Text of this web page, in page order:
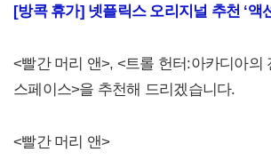
[방콕 휴가] 넷플릭스 오리지널 추천 ‘액
<빨간 머리 앤>, <트롤 헌터:아카디아의
스페이스>을 추천해 드리겠습니다.
<빨간 머리 앤>